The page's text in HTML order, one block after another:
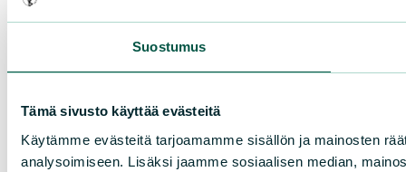
Suostumus
Tämä sivusto käyttää evästeitä
Käytämme evästeitä tarjoamamme sisällön ja mainosten
analysoimiseen. Lisäksi jaamme sosiaalisen median,